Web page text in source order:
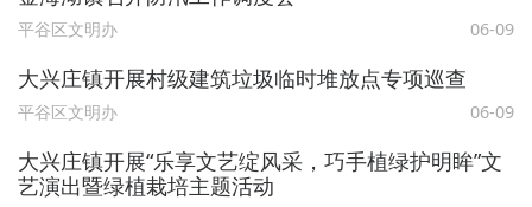
平谷区文明办 06-09
大兴庄镇开展村级建筑垃圾临时堆放点专项巡查
平谷区文明办 06-09
大兴庄镇开展“乐享文艺绽风采，巧手植绿护明眸”文
艺演出暨绿植栽培主题活动